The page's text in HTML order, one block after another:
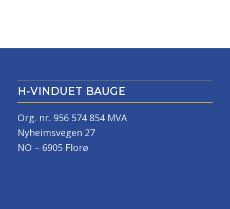
H-VINDUET BAUGE
Org. nr. 956 574 854 MVA
Nyheimsvegen 27
NO – 6905 Florø